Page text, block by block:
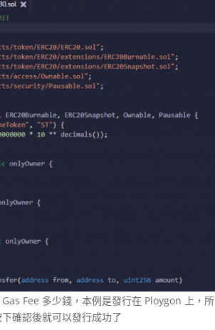
Fee 多少錢，本例是發行在 Ploygon 上，所
確認後就可以發行成功了